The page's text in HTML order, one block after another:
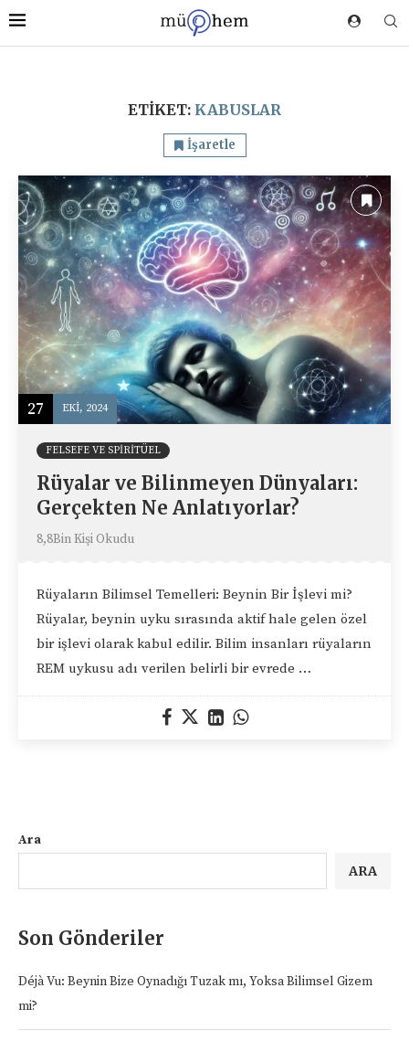
ETIKET: KABUSLAR
İşaretle
27 EKI, 2024
FELSEFE VE SPIRITÜEL
Rüyalar ve Bilinmeyen Dünyaları:
Gerçekten Ne Anlatıyorlar?
8,8Bin Kişi Okudu
Rüyaların Bilimsel Temelleri: Beynin Bir İşlevi mi?
Rüyalar, beynin uyku sırasında aktif hale gelen özel
bir işlevi olarak kabul edilir. Bilim insanları rüyaların
REM uykusu adı verilen belirli bir evrede …
Ara
ARA
Son Gönderiler
Déjà Vu: Beynin Bize Oynadığı Tuzak mı, Yoksa Bilimsel Gizem
mi?